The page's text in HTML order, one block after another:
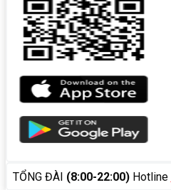
TỔNG ĐÀI (8:00-22:00)Hotline